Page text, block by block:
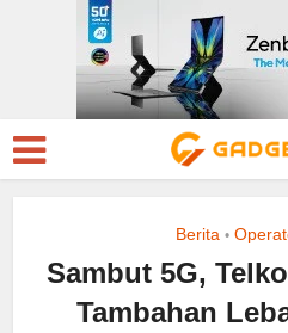
Berita •
Sambut 5G,
Tambahan